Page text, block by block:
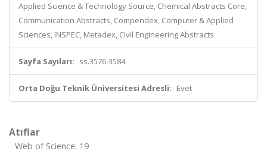
Applied Science & Technology Source, Chemical Abstracts Core,
Communication Abstracts, Compendex, Computer & Applied
Sciences, INSPEC, Metadex, Civil Engineering Abstracts
Sayfa Sayıları: ss.3576-3584
Orta Doğu Teknik Üniversitesi Adresli: Evet
Atıflar
Web of Science: 19